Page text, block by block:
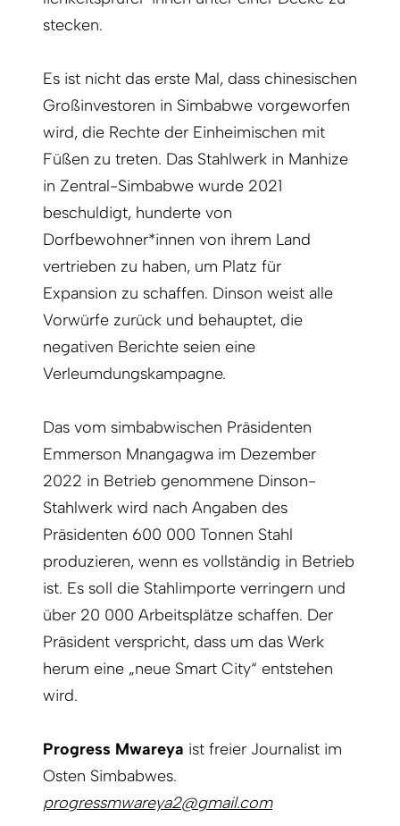
stecken.
Es ist nicht das erste Mal, dass chinesischen
Großinvestoren in Simbabwe vorgeworfen
wird, die Rechte der Einheimischen mit
Füßen zu treten. Das Stahlwerk in Manhize
in Zentral-Simbabwe wurde 2021
beschuldigt, hunderte von
Dorfbewohner*innen von ihrem Land
vertrieben zu haben, um Platz für
Expansion zu schaffen. Dinson weist alle
Vorwürfe zurück und behauptet, die
negativen Berichte seien eine
Verleumdungskampagne.
Das vom simbabwischen Präsidenten
Emmerson Mnangagwa im Dezember
2022 in Betrieb genommene Dinson-
Stahlwerk wird nach Angaben des
Präsidenten 600 000 Tonnen Stahl
produzieren, wenn es vollständig in Betrieb
ist. Es soll die Stahlimporte verringern und
über 20 000 Arbeitsplätze schaffen. Der
Präsident verspricht, dass um das Werk
herum eine „neue Smart City“ entstehen
wird.
Progress Mwareya ist freier Journalist im
Osten Simbabwes.
progressmwareya2@gmail.com